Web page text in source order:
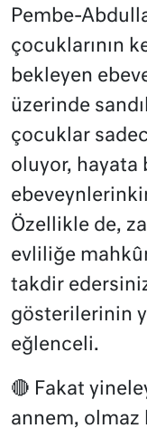
Pembe-
çocuklarının
bekleyen
üzerinde
çocuklar
oluyor, hayata
Özellikle de,
evliliğe
takdir
gösterilerinin
eğlenceli.
🔴 Fakat
annem, olmaz